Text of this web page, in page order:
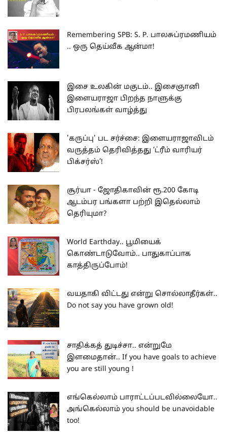
Remembering SPB: S. P. பாலசுப்ரமணியம்
.. ஒரு தெய்வீக ஆன்மா!
இசை உலகின் மகுடம்.. இசைஞானி
இளையராஜா பிறந்த நாளுக்கு
பிரபலங்கள் வாழ்த்து
'கருப்பு' பட சர்ச்சை: இளையராஜாவிடம்
வருத்தம் தெரிவித்தது ‘ட்ரீம் வாரியர்
பிக்சர்ஸ்’!
சூர்யா - ஜோதிகாவின் ரூ.200 கோடி
ஆடம்பர பங்களா பற்றி இதெல்லாம்
தெரியுமா?
World Earthday.. பூமியைக்
கொண்டாடுவோம்.. பாதுகாப்பாக
காத்திருப்போம்!
வயதாகி விட்டது என்று சொல்லாதீர்கள்..
Do not say you have grown old!
சாதிக்கத் துடிச்சா.. என்றுமே
இளமைதான்.. If you have goals to achieve
you are still young !
எங்கெல்லாம் பாராட்டப்படவில்லையோ..
அங்கெல்லாம் you should be unavoidable
too!